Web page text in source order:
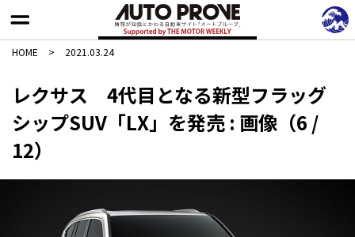
HOME > 2021.03.24
レクサス 4代目となる新型フラッグ
シップSUV「LX」を発売 : 画像（6 /
12）